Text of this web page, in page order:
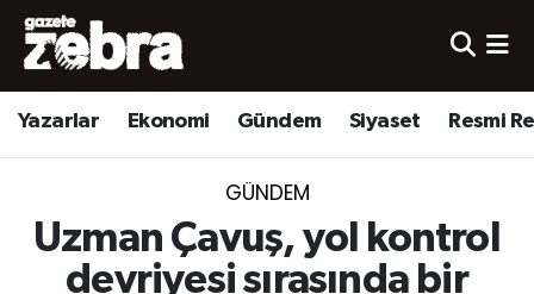
Yazarlar Ekonomi Gündem Siyaset Resmi
GÜNDEM
Uzman Çavuş, yol kontrol
devriyesi sırasında bir
Yazarlar
Ekonomi
Yerel
Nöbetçi Eczaneler
Hava Durumu
Süper Lig Puan Durumu ve Fikstür